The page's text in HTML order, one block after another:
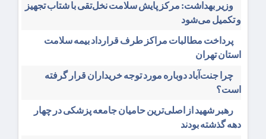
وزیر بهداشت: مرکز پایش سلامت نخل‌تقی با شتاب تجهیز
و تکمیل می‌شود
پرداخت مطالبات مراکز طرف قرارداد بیمه سلامت
استان تهران
چرا جنت‌آباد دوباره مورد توجه خریداران قرار گرفته
است؟
رهبر شهید از اصلی‌ترین حامیان جامعه پزشکی در چهار
دهه گذشته بودند